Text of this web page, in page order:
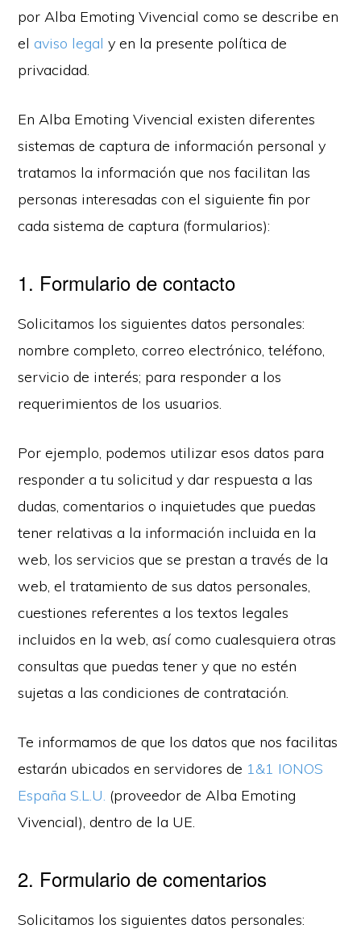
por Alba Emoting Vivencial como se describe en
elaviso legal y en la presente política de
privacidad.
En Alba Emoting Vivencial existen diferentes
sistemas de captura de información personal y
tratamos la información que nos facilitan las
personas interesadas con el siguiente fin por
cada sistema de captura (formularios):
1. Formulario de contacto
Solicitamos los siguientes datos personales:
nombre completo, correo electrónico, teléfono,
servicio de interés; para responder a los
requerimientos de los usuarios.
Por ejemplo, podemos utilizar esos datos para
responder a tu solicitud y dar respuesta a las
dudas, comentarios o inquietudes que puedas
tener relativas a la información incluida en la
web, los servicios que se prestan a través de la
web, el tratamiento de sus datos personales,
cuestiones referentes a los textos legales
incluidos en la web, así como cualesquiera otras
consultas que puedas tener y que no estén
sujetas a las condiciones de contratación.
Te informamos de que los datos que nos facilitas
estarán ubicados en servidores de 1&1 IONOS
España S.L.U. (proveedor de Alba Emoting
Vivencial), dentro de la UE.
2. Formulario de comentarios
Solicitamos los siguientes datos personales: